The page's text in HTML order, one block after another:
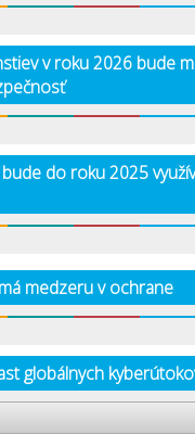
v roku 2026 bude
do roku 2025
medzeru v ochrane
globálnych